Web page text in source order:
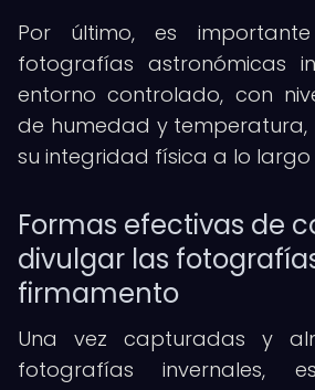
Por último, es
fotografías astronómicas
entorno controlado, con
de humedad y
su integridad física a lo largo
Formas efectivas de
divulgar las
firmamento
Una vez capturadas y
fotografías invernales,